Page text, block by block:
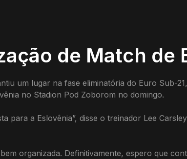
de Match de
um lugar na fase eliminatória do Euro Sub-
no Stadion Pod Zoborom no domingo.
para a Eslovênia”, disse o treinador Lee
organizada. Definitivamente, espero que